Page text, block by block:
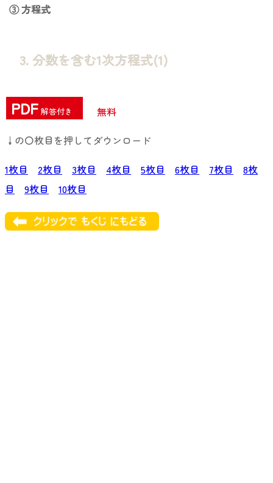
③ 方程式
3. 分数を含む1次方程式(1)
PDF 解答付き
無料
↓の〇枚目を押してダウンロード
1枚目
2枚目 3枚目 4枚目 5枚目 6枚目 7枚目
8枚
目
9枚目 10枚目